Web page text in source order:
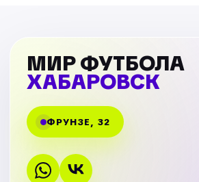
МИР ФУТБОЛА
ХАБАРОВСК
ФРУНЗЕ, 32